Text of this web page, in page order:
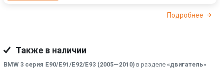
Подробнее
Также в наличии
BMW 3 серия E90/E91/E92/E93 (2005—2010) в разделе «двигатель»